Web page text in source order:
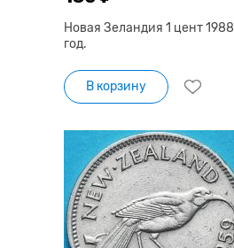
Новая Зеландия 1 цент 1988
год.
В корзину